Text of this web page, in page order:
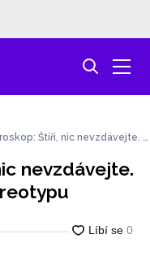
Štíři, nic nevzdávejte. K
nevzdávejte.